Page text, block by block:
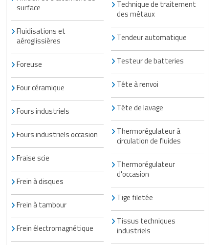
surface
Fluidisations et
aéroglissières
Foreuse
Four céramique
Fours industriels
Fours industriels occasion
Fraise scie
Frein à disques
Frein à tambour
Frein électromagnétique
Technique de traitement
des métaux
Tendeur automatique
Testeur de batteries
Tête à renvoi
Tête de lavage
Thermorégulateur à
circulation de fluides
Thermorégulateur
d'occasion
Tige filetée
Tissus techniques
industriels